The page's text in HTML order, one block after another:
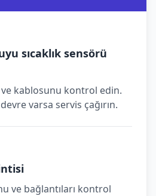
sıcaklık sensörü
ve kablosunu kontrol edin.
varsa servis çağırın.
ve bağlantıları kontrol